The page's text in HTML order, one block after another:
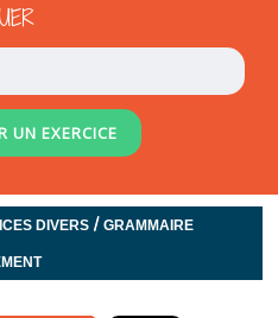
UN EXERCICE
DIVERS /GRAMMAIRE